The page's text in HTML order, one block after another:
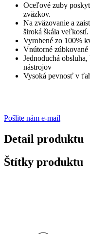
Oceľové zuby
zväzkov.
Na zväzovanie a
široká škála veľkostí.
Vyrobené zo 100%
Vnútorné zúbkované
Jednoduchá
nástrojov
Vysoká pevnosť v
Pošlite nám e-mail
Detail produktu
Štítky produktu